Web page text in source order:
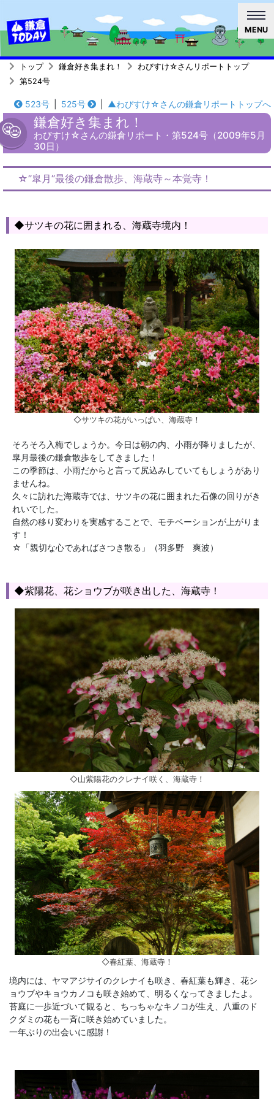
MENU
トップ 鎌倉好き集まれ！
わびすけ☆さんリポートトップ
第524号
523号 525号 ▲わびすけ☆さんの鎌倉リポートトップへ
鎌倉好き集まれ！
わびすけ☆さんの鎌倉リポート・第524号（2009年5月
30日）
☆”皐月”最後の鎌倉散歩、海蔵寺～本覚寺！
◆サツキの花に囲まれる、海蔵寺境内！
◇サツキの花がいっぱい、海蔵寺！
そろそろ入梅でしょうか。今日は朝の内、小雨が降りましたが、
皐月最後の鎌倉散歩をしてきました！
この季節は、小雨だからと言って尻込みしていてもしょうがあり
ませんね。
久々に訪れた海蔵寺では、サツキの花に囲まれた石像の回りがき
れいでした。
自然の移り変わりを実感することで、モチベーションが上がりま
す！
☆「親切な心であればさつき散る」（羽多野 爽波）
◆紫陽花、花ショウブが咲き出した、海蔵寺！
◇山紫陽花のクレナイ咲く、海蔵寺！
◇春紅葉、海蔵寺！
境内には、ヤマアジサイのクレナイも咲き、春紅葉も輝き、花シ
ョウブやキョウカノコも咲き始めて、明るくなってきましたよ。
苔庭に一歩近づいて観ると、ちっちゃなキノコが生え、八重のド
クダミの花も一斉に咲き始めていました。
一年ぶりの出会いに感謝！